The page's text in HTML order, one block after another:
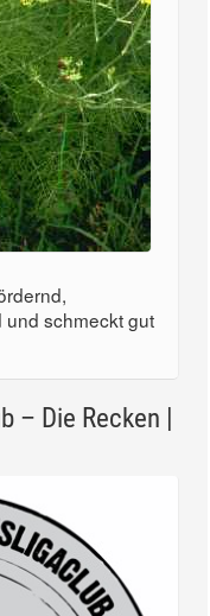
schmeckt gut
– Die Recken |